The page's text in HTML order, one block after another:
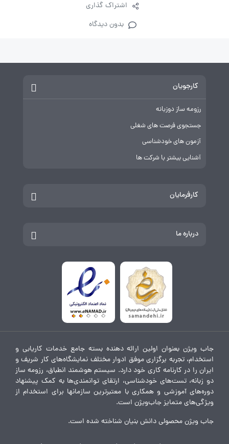
اشتراک گذاری
بدون دیدگاه
کارجویان
رزومه ساز دوزبانه
جستجوی فرصت های شغلی
آزمون های خودشناسی
آشنایی بیشتر با شرکت ها
کارفرمایان
درباره ما
جاب ویژن بعنوان اولین ارائه دهنده بسته جامع خدمات کاریابی و
استخدام، تجربه برگزاری موفق ادوار مختلف نمایشگاه‌های کار شریف و
ایران را در کارنامه کاری خود دارد. سیستم هوشمند انطباق، رزومه ساز
دو زبانه، تست‌های خودشناسی، ارتقای توانمندی‌ها به کمک پیشنهاد
دوره‌های آموزشی و همکاری با معتبرترین سازمانها برای استخدام از
ویژگی‌های متمایز جاب‌ویژن است.
جاب ویژن محصولی دانش بنیان شناخته شده است.